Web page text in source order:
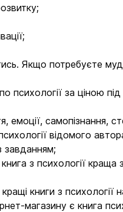
Якщо потребуєте
психології за ціною
емоції, самопізнання,
відомого
завданням;
з психології
книги з психології
магазину є книга